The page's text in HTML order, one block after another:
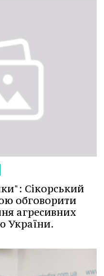
Сікорський
обговорити
агресивних
України.